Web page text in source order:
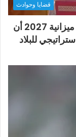
قضايا وحوادث
أخنوش يؤكد في المذكرة التوجيهية حول ميزانية 2027 أن
للبلاد